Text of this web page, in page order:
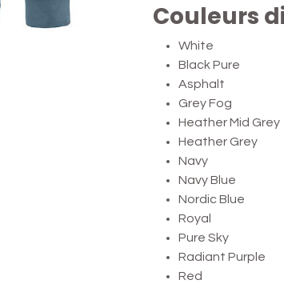
Couleurs
White
Black Pure
Asphalt
Grey Fog
Heather Mid Grey
Heather Grey
Navy
Navy Blue
Nordic Blue
Royal
Pure Sky
Radiant Purple
Red